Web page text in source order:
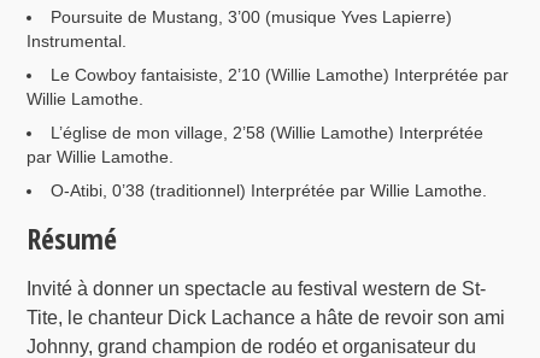
Poursuite de Mustang, 3’00 (musique Yves Lapierre)
Instrumental.
Le Cowboy fantaisiste, 2’10 (Willie Lamothe) Interprétée par
Willie Lamothe.
L’église de mon village, 2’58 (Willie Lamothe) Interprétée
par Willie Lamothe.
O-Atibi, 0’38 (traditionnel) Interprétée par Willie Lamothe.
Résumé
Invité à donner un spectacle au festival western de St-
Tite, le chanteur Dick Lachance a hâte de revoir son ami
Johnny, grand champion de rodéo et organisateur du